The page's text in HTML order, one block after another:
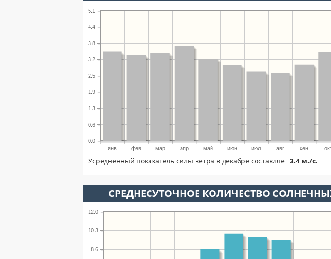
янв фев мар апр май июн июл авг сен
0.0
0.6
1.3
1.9
2.5
3.2
3.8
4.4
5.1
Усредненный показатель силы ветра в декабре составляет 3.4 м./с.
СРЕДНЕСУТОЧНОЕ КОЛИЧЕСТВО
8.6
10.3
12.0